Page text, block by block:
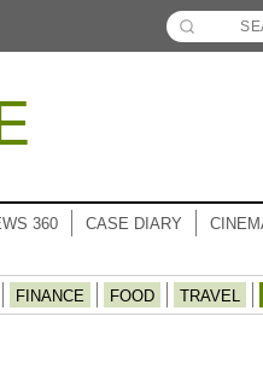
360 CASE DIARY
FINANCE FOOD TRAVEL